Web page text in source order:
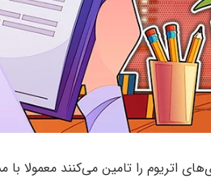
اتریوم را تامین می‌کنند معمولا